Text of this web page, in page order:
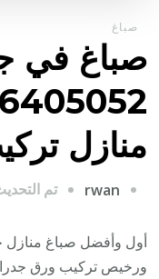
صباغ
صباغ في
منازل
rwan تم
أول وأفضل صباغ منازل
ورخيص تركيب ورق